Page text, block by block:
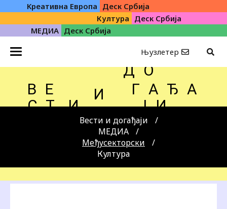
Kреативна Eвропа Деск Србија
Култура Деск Србија
МЕДИА Деск Србија
Њузлетер
Д О
В Е
И
Г А Ђ А
С Т И Ј И
Вести и догађаји
МЕДИА
Међусекторски
Култура